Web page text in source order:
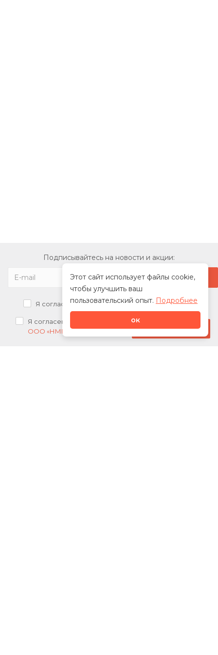
Этот сайт использует файлы cookie,
чтобы улучшить ваш
пользовательский опыт. Подробнее
ок
Подписывайтесь на новости и акции:
Я согласен наобработку персональных данных
Я согласен на
получение рекламных рассылок от
ООО «НМК»
Стать дилером